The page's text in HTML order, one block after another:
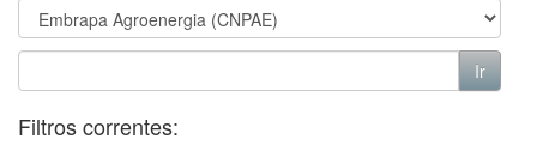
Filtros correntes: